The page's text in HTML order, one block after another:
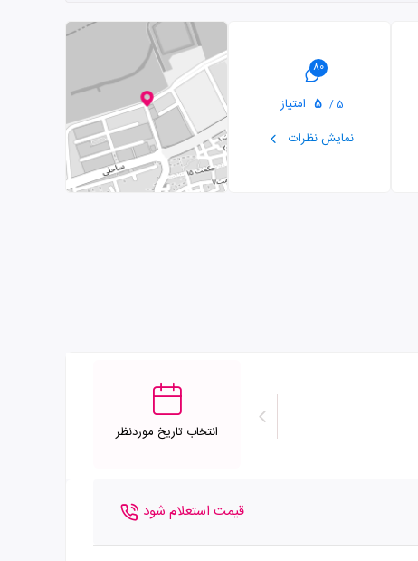
80
5 /
5 امتیاز
نمایش نظرات
انتخاب تاریخ موردنظر
قیمت استعلام شود